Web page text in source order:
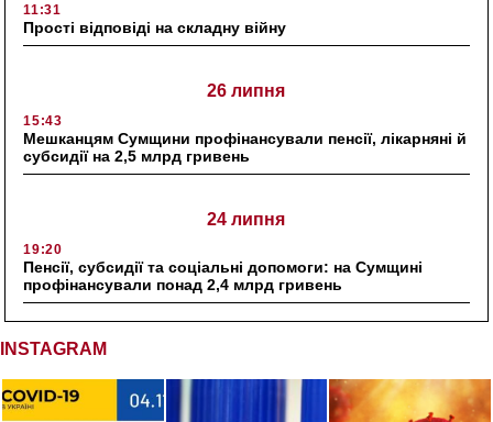
11:31
Прості відповіді на складну війну
26 липня
15:43
Мешканцям Сумщини профінансували пенсії, лікарняні й
субсидії на 2,5 млрд гривень
24 липня
19:20
Пенсії, субсидії та соціальні допомоги: на Сумщині
профінансували понад 2,4 млрд гривень
INSTAGRAM